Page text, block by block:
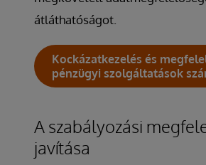
átláthatóságot.
Kockázatkezelés és
pénzügyi szolgáltatások
A szabályozási
javítása